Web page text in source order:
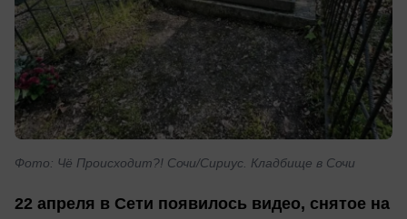
Фото: Чё Происходит?! Сочи/Сириус. Кладбище в Сочи
22 апреля в Сети появилось видео, снятое на